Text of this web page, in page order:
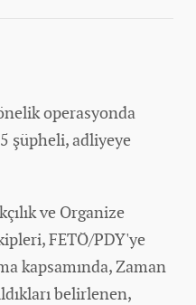
operasyonda
şüpheli, adliyeye
ve Organize
FETÖ/PDY'ye
kapsamında, Zaman
belirlenen,